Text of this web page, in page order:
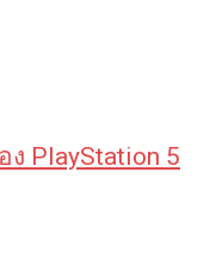
ง PlayStation 5